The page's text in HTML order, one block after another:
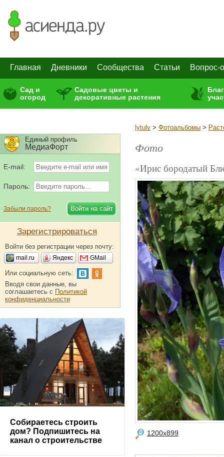
Главная Дневники Сообщества Статьи Вопрос-
Сад и
огород
Садовые цветы и
декоративные растения
lytulv > Фотоальбомы >
Фото
«Ирис бородатый
1200x899
Единый профиль
МедиаФорт
E-mail:
Пароль:
Забыли пароль?
Зарегистрироваться
Войти без регистрации через почту:
mail.ru Яндекс GMail
Или социальную сеть:
Вводя свои данные, вы
соглашаетесь с Политикой
конфиденциальности
Собираетесь строить
дом? Подпишитесь на
канал о строительстве